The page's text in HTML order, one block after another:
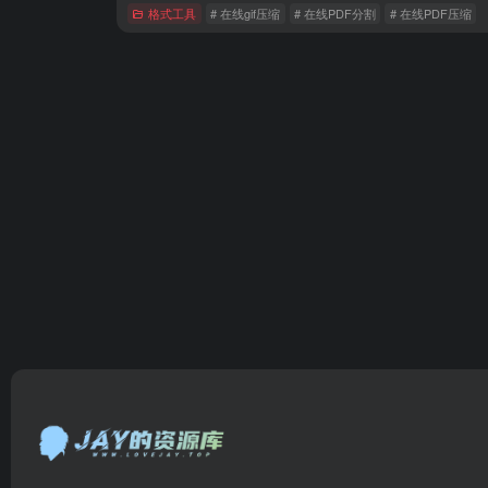
格式工具 # 在线gif压缩 # 在线PDF分割 # 在线PDF压缩